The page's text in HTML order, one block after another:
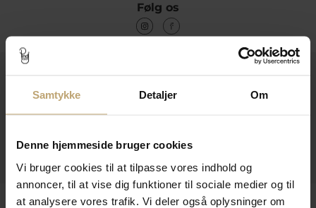
Samtykke Detaljer Om
Denne hjemmeside bruger cookies
Vi bruger cookies til at tilpasse vores indhold og
annoncer, til at vise dig funktioner til sociale medier og til
at analysere vores trafik. Vi deler også oplysninger om
Følg os
Åbningstider I Butikken
Leveringsmuligheder